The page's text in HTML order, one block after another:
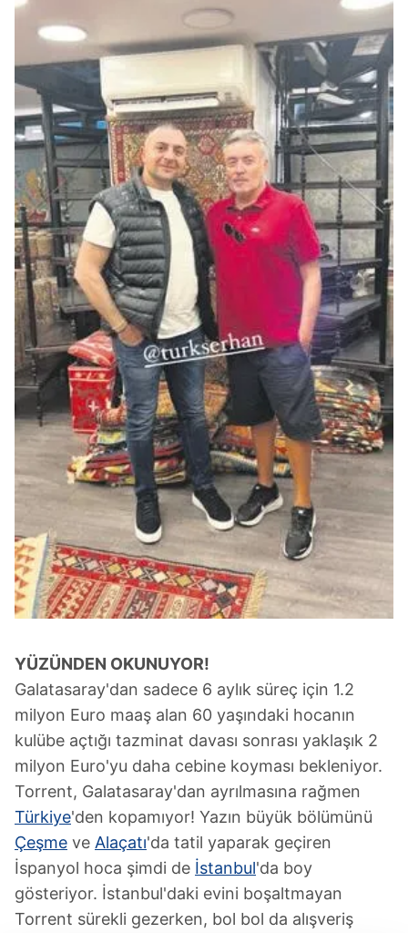
YÜZÜNDEN OKUNUYOR!
Galatasaray'dan sadece 6 aylık süreç için 1.2
milyon Euro maaş alan 60 yaşındaki hocanın
kulübe açtığı tazminat davası sonrası yaklaşık 2
milyon Euro'yu daha cebine koyması bekleniyor.
Torrent, Galatasaray'dan ayrılmasına rağmen
Türkiye'den kopamıyor! Yazın büyük bölümünü
Çeşme ve Alaçatı'da tatil yaparak geçiren
İspanyol hoca şimdi de İstanbul'da boy
gösteriyor. İstanbul'daki evini boşaltmayan
Torrent sürekli gezerken, bol bol da alışveriş